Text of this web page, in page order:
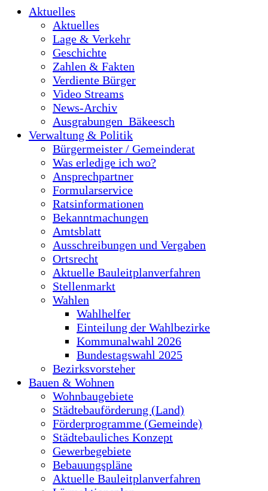
Aktuelles
Aktuelles
Lage & Verkehr
Geschichte
Zahlen & Fakten
Verdiente Bürger
Video Streams
News-Archiv
Ausgrabungen_Bäkeesch
Verwaltung & Politik
Bürgermeister / Gemeinderat
Was erledige ich wo?
Ansprechpartner
Formularservice
Ratsinformationen
Bekanntmachungen
Amtsblatt
Ausschreibungen und Vergaben
Ortsrecht
Aktuelle Bauleitplanverfahren
Stellenmarkt
Wahlen
Wahlhelfer
Einteilung der Wahlbezirke
Kommunalwahl 2026
Bundestagswahl 2025
Bezirksvorsteher
Bauen & Wohnen
Wohnbaugebiete
Städtebauförderung (Land)
Förderprogramme (Gemeinde)
Städtebauliches Konzept
Gewerbegebiete
Bebauungspläne
Aktuelle Bauleitplanverfahren